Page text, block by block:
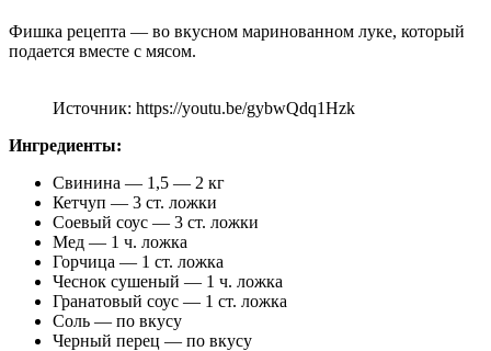
Фишка рецепта — во вкусном маринованном луке, который
подается вместе с мясом.
Источник: https://youtu.be/gybwQdq1Hzk
Ингредиенты:
Свинина — 1,5 — 2 кг
Кетчуп — 3 ст. ложки
Соевый соус — 3 ст. ложки
Мед — 1 ч. ложка
Горчица — 1 ст. ложка
Чеснок сушеный — 1 ч. ложка
Гранатовый соус — 1 ст. ложка
Соль — по вкусу
Черный перец — по вкусу